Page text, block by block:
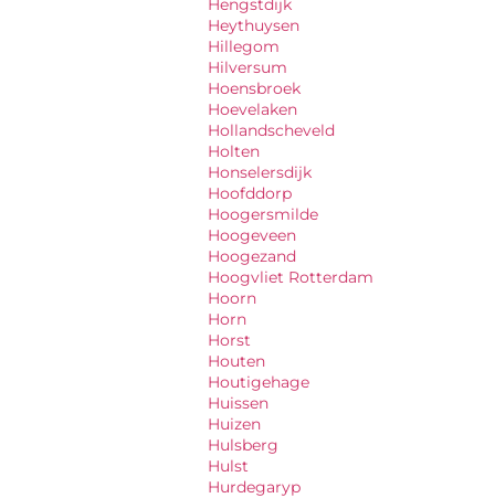
Hengstdijk
Heythuysen
Hillegom
Hilversum
Hoensbroek
Hoevelaken
Hollandscheveld
Holten
Honselersdijk
Hoofddorp
Hoogersmilde
Hoogeveen
Hoogezand
Hoogvliet Rotterdam
Hoorn
Horn
Horst
Houten
Houtigehage
Huissen
Huizen
Hulsberg
Hulst
Hurdegaryp